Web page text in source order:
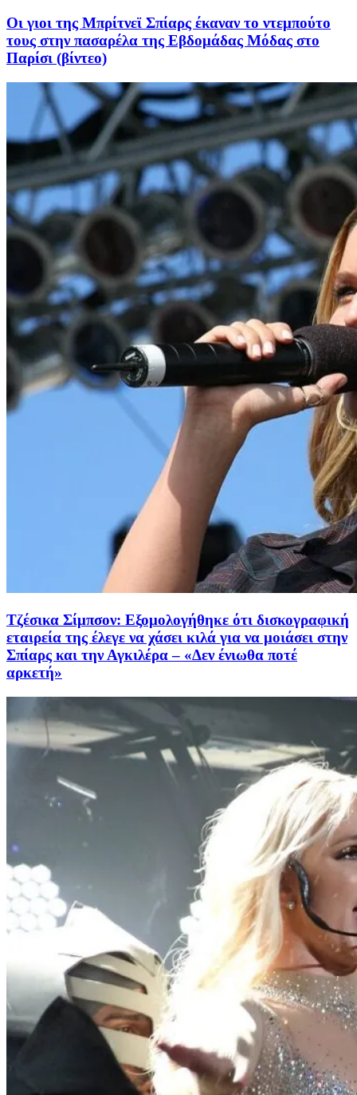
Οι γιοι της Μπρίτνεϊ Σπίαρς έκαναν το ντεμπούτο
τους στην πασαρέλα της Εβδομάδας Μόδας στο
Παρίσι (βίντεο)
Τζέσικα Σίμπσον: Εξομολογήθηκε ότι δισκογραφική
εταιρεία της έλεγε να χάσει κιλά για να μοιάσει στην
Σπίαρς και την Αγκιλέρα – «Δεν ένιωθα ποτέ
αρκετή»